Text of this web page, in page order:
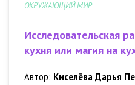
ОКРУЖАЮЩИЙ МИР
Исследовательская
кухня или магия на
Автор: Киселёва Дарья